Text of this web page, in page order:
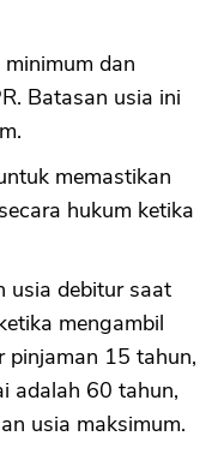
dan
Batasan usia ini
memastikan
hukum ketika
usia debitur saat
mengambil
pinjaman 15 tahun,
adalah 60 tahun,
usia maksimum.